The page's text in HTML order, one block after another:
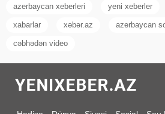
azerbaycan xeberleri yeni xeberler
xabarlar xəbər.az azerbaycan
cəbhədən video